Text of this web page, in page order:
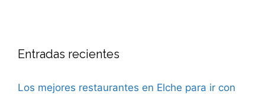
Entradas recientes
Los mejores restaurantes en Elche para ir con